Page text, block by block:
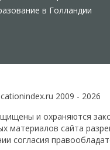
в Голландии
2009 - 2026
и охраняются
материалов сайта
согласия